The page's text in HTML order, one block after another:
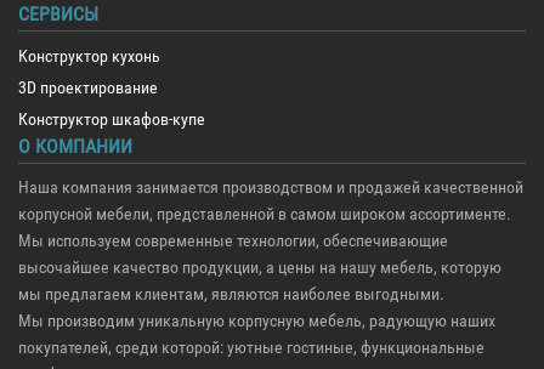
СЕРВИСЫ
Конструктор кухонь
3D проектирование
Конструктор шкафов-купе
О КОМПАНИИ
Наша компания занимается производством и продажей качественной
корпусной мебели, представленной в самом широком ассортименте.
Мы используем современные технологии, обеспечивающие
высочайшее качество продукции, а цены на нашу мебель, которую
мы предлагаем клиентам, являются наиболее выгодными.
Мы производим уникальную корпусную мебель, радующую наших
покупателей, среди которой: уютные гостиные, функциональные